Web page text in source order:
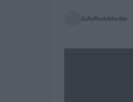
AiAdhubMedia